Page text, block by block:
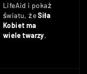
LifeAid i pokaż
światu, żeSiła
Kobiet ma
wiele twarzy.